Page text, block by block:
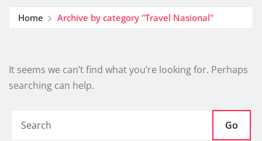
Home Archive by category "Travel Nasional"
It seems we can’t find what you’re looking for. Perhaps
searching can help.
Go